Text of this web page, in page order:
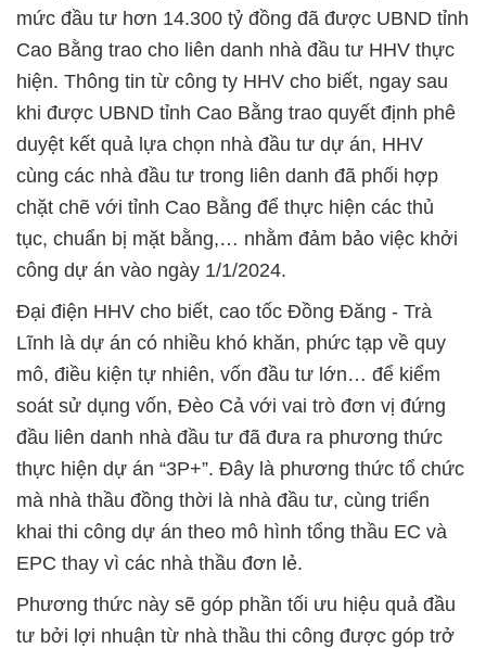
mức đầu tư hơn 14.300 tỷ đồng đã được UBND tỉnh
Cao Bằng trao cho liên danh nhà đầu tư HHV thực
hiện. Thông tin từ công ty HHV cho biết, ngay sau
khi được UBND tỉnh Cao Bằng trao quyết định phê
duyệt kết quả lựa chọn nhà đầu tư dự án, HHV
cùng các nhà đầu tư trong liên danh đã phối hợp
chặt chẽ với tỉnh Cao Bằng để thực hiện các thủ
tục, chuẩn bị mặt bằng,… nhằm đảm bảo việc khởi
công dự án vào ngày 1/1/2024.
Đại điện HHV cho biết, cao tốc Đồng Đăng - Trà
Lĩnh là dự án có nhiều khó khăn, phức tạp về quy
mô, điều kiện tự nhiên, vốn đầu tư lớn… để kiểm
soát sử dụng vốn, Đèo Cả với vai trò đơn vị đứng
đầu liên danh nhà đầu tư đã đưa ra phương thức
thực hiện dự án “3P+”. Đây là phương thức tổ chức
mà nhà thầu đồng thời là nhà đầu tư, cùng triển
khai thi công dự án theo mô hình tổng thầu EC và
EPC thay vì các nhà thầu đơn lẻ.
Phương thức này sẽ góp phần tối ưu hiệu quả đầu
tư bởi lợi nhuận từ nhà thầu thi công được góp trở